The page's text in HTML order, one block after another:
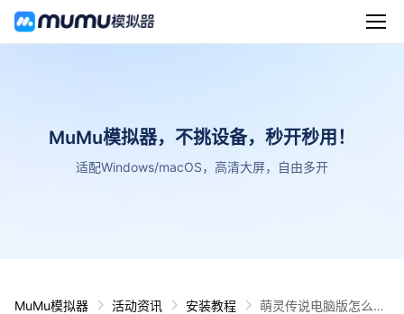
MuMu模拟器，不挑设备，秒开秒用！
适配Windows/macOS，高清大屏，自由多开
MuMu模拟器 活动资讯 安装教程
萌灵传说电脑版怎么